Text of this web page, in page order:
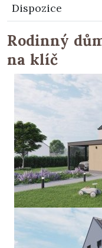
Dispozice
Rodinný
na klíč